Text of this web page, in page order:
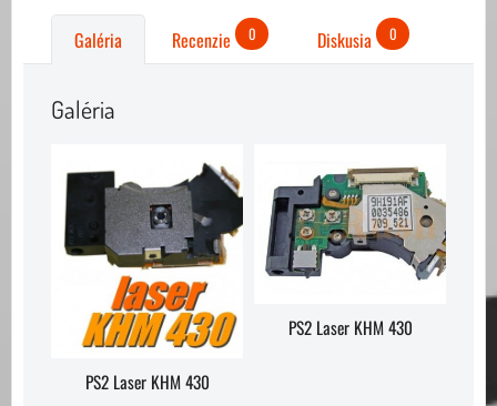
Galéria Recenzie 0 Diskusia 0
Galéria
PS2 Laser KHM 430
PS2 Laser KHM 430